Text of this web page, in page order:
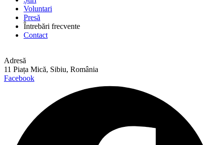
Voluntari
Presă
Întrebări frecvente
Contact
Adresă
11 Piața Mică, Sibiu, România
Facebook